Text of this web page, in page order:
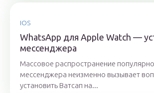
IOS
WhatsApp для Apple Watch —
мессенджера
Массовое распространение
мессенджера неизменно вызывает
установить Ватсап на...